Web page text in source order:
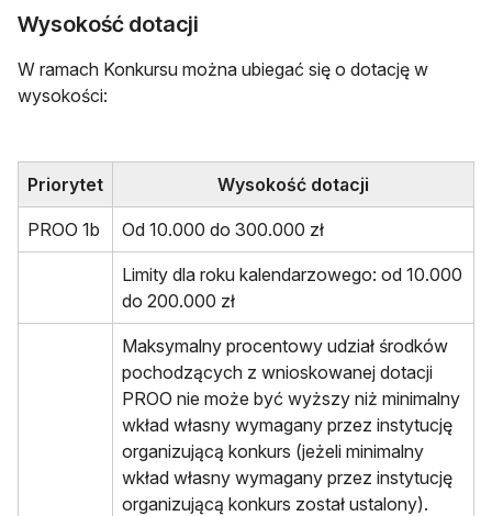
Wysokość dotacji
W ramach Konkursu można ubiegać się o dotację w
wysokości:
Priorytet Wysokość dotacji
PROO 1b Od 10.000 do 300.000 zł
Limity dla roku kalendarzowego: od 10.000
do 200.000 zł
Maksymalny procentowy udział środków
pochodzących z wnioskowanej dotacji
PROO nie może być wyższy niż minimalny
wkład własny wymagany przez instytucję
organizującą konkurs (jeżeli minimalny
wkład własny wymagany przez instytucję
organizującą konkurs został ustalony).